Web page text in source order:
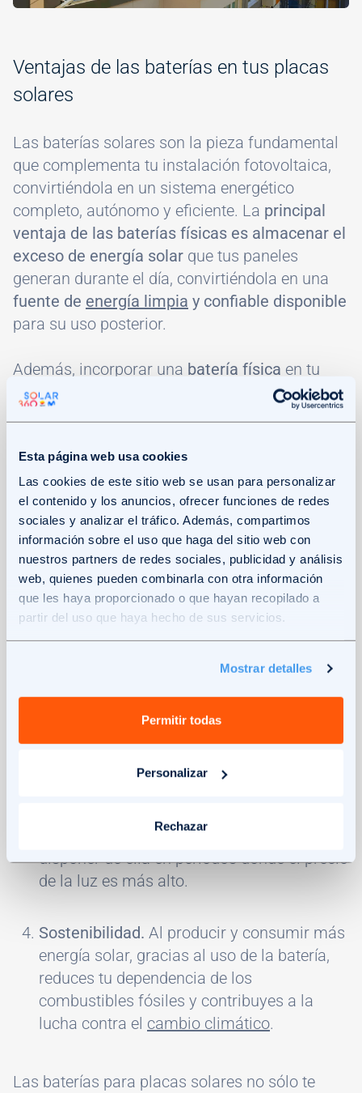
Esta página web usa cookies
Las cookies de este sitio web se usan para personalizar
el contenido y los anuncios, ofrecer funciones de redes
sociales y analizar el tráfico. Además, compartimos
información sobre el uso que haga del sitio web con
nuestros partners de redes sociales, publicidad y análisis
web, quienes pueden combinarla con otra información
que les haya proporcionado o que hayan recopilado a
partir del uso que haya hecho de sus servicios.
Mostrar detalles
Permitir todas
Personalizar
Rechazar
Ventajas de las baterías en tus placas
solares
Las baterías solares son la pieza fundamental
que complementa tu instalación fotovoltaica,
convirtiéndola en un sistema energético
completo, autónomo y eficiente. La principal
ventaja de las baterías físicas es almacenar el
exceso de energía solar que tus paneles
generan durante el día, convirtiéndola en una
fuente de energía limpia y confiable disponible
para su uso posterior.
Además, incorporar una batería física en tu
sistema solar fotovoltaico te
ofrece una serie
Mayor autoconsumo y ahorro.
almacenar la energía que generas tú
mismo, lo que también te permite reducir tu
factura de la luz y aumentar tu
independencia energética.
Seguridad energética, protección frente a
cortes de luz.En caso de corte de luz, la
batería te proporciona una fuente de
energía de respaldo para mantener tu hogar
iluminado y con los electrodomésticos
eficiencia energética
exceso de energía para que tu hogar pueda
disponer de ella en periodos donde el precio
de la luz es más alto.
Sostenibilidad. Al producir y consumir más
energía solar, gracias al uso de la batería,
reduces tu dependencia de los
combustibles fósiles y contribuyes a la
lucha contra el cambio climático.
Las baterías para placas solares no sólo te